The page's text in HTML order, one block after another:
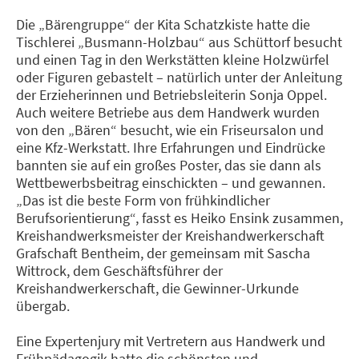
Die „Bärengruppe“ der Kita Schatzkiste hatte die
Tischlerei „Busmann-Holzbau“ aus Schüttorf besucht
und einen Tag in den Werkstätten kleine Holzwürfel
oder Figuren gebastelt – natürlich unter der Anleitung
der Erzieherinnen und Betriebsleiterin Sonja Oppel.
Auch weitere Betriebe aus dem Handwerk wurden
von den „Bären“ besucht, wie ein Friseursalon und
eine Kfz-Werkstatt. Ihre Erfahrungen und Eindrücke
bannten sie auf ein großes Poster, das sie dann als
Wettbewerbsbeitrag einschickten – und gewannen.
„Das ist die beste Form von frühkindlicher
Berufsorientierung“, fasst es Heiko Ensink zusammen,
Kreishandwerksmeister der Kreishandwerkerschaft
Grafschaft Bentheim, der gemeinsam mit Sascha
Wittrock, dem Geschäftsführer der
Kreishandwerkerschaft, die Gewinner-Urkunde
übergab.
Eine Expertenjury mit Vertretern aus Handwerk und